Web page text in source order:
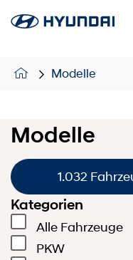
Modelle
Modelle
1.032
Kategorien
Alle Fahrzeuge
PKW